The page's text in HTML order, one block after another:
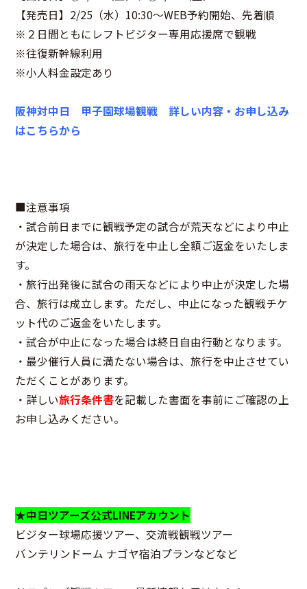
【発売日】2/25（水）10:30～WEB予約開始、先着順
※２日間ともにレフトビジター専用応援席で観戦
※往復新幹線利用
※小人料金設定あり
阪神対中日 甲子園球場観戦 詳しい内容・お申し込み
はこちらから
■注意事項
・試合前日までに観戦予定の試合が荒天などにより中止
が決定した場合は、旅行を中止し全額ご返金をいたしま
す。
・旅行出発後に試合の雨天などにより中止が決定した場
合、旅行は成立します。ただし、中止になった観戦チケ
ット代のご返金をいたします。
・試合が中止になった場合は終日自由行動となります。
・最少催行人員に満たない場合は、旅行を中止させてい
ただくことがあります。
・詳しい旅行条件書を記載した書面を事前にご確認の上
お申し込みください。
★中日ツアーズ公式LINEアカウント
ビジター球場応援ツアー、交流戦観戦ツアー
バンテリンドーム ナゴヤ宿泊プランなどなど